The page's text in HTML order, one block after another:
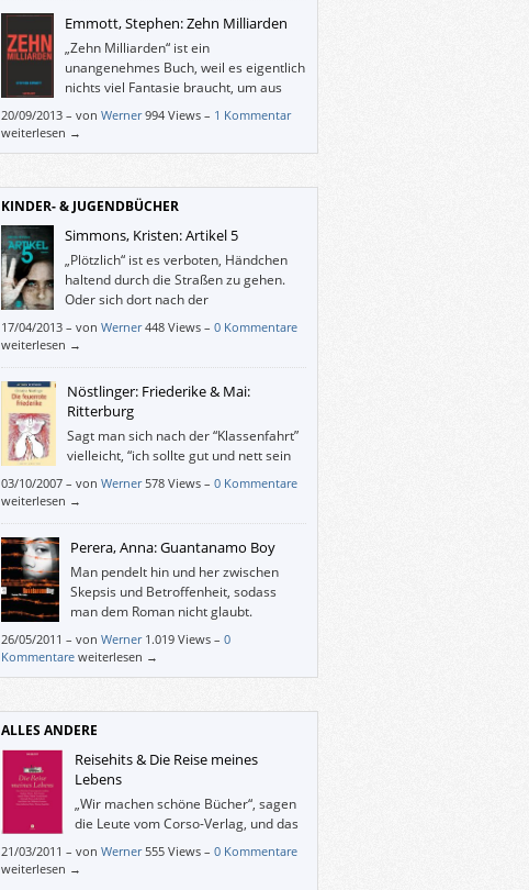
weil sie sinngemäß meinen, wir würden alle zu
viel arbeiten (außer denen, die keine Arbeit
haben, aber unbedingt eine haben wollen oder
Emmott, Stephen: Zehn Milliarden
„Zehn Milliarden“ ist ein
unangenehmes Buch, weil es eigentlich
nichts viel Fantasie braucht, um aus
unserem gegenwärtigen Verhalten ein
ähnliches Zukunftsszenario wie Emmott zu
Warnung ein Umdenken bewirkt wie der Bericht
des Club of Rome 1972.
20/09/2013 – von Werner 994 Views – 1 Kommentar
weiterlesen →
KINDER- & JUGENDBÜCHER
Simmons, Kristen: Artikel 5
„Plötzlich“ ist es verboten, Händchen
haltend durch die Straßen zu gehen.
Oder sich dort nach der
Ausgangssperre aufzuhalten. Und
dann gibt es auf einmal Moralstatuten. Und eine
verschwinden Menschen. Die werden schon
etwas angestellt haben. Wer rechnet denn damit,
dass es auch eine/n selbst treffen könnte?
17/04/2013 – von Werner 448 Views – 0 Kommentare
weiterlesen →
Nöstlinger: Friederike & Mai:
Ritterburg
Sagt man sich nach der “Klassenfahrt”
vielleicht, “ich sollte gut und nett sein
und überdies Frauen respektieren”, so
fallen einem bei “Friederike” einerseits ganz
die mit dem Thema “Außenseiter” zu tun haben,
und andererseits möchte man doch selbst rote
Haare haben, wenn man damit fliegen könnte.
Vor allen bösen Menschen und Umständen
einfach wegfliegen.
03/10/2007 – von Werner 578 Views – 0 Kommentare
weiterlesen →
Perera, Anna: Guantanamo Boy
Man pendelt hin und her zwischen
Skepsis und Betroffenheit, sodass
man dem Roman nicht glaubt.
26/05/2011 – von Werner 1.019 Views – 0
Kommentare weiterlesen →
ALLES ANDERE
Reisehits & Die Reise meines
Lebens
„Wir machen schöne Bücher“, sagen
die Leute vom Corso-Verlag, und das
kann man nur bestätigen. Sowohl
„Reisehits“ als auch „Die Reise meines Lebens“
21/03/2011 – von Werner 555 Views – 0 Kommentare
weiterlesen →